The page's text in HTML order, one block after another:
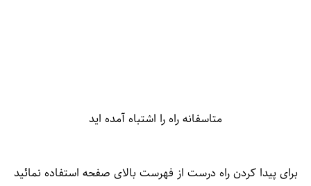
متاسفانه راه را اشتباه آمده اید
برای پیدا کردن راه درست از فهرست بالای صفحه استفاده نمائید